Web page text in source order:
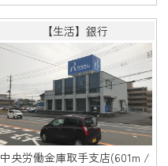
【生活】銀行
中央労働金庫取手支店(601m /